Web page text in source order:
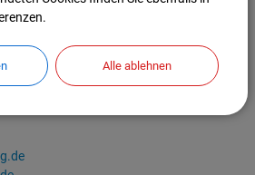
Alle ablehnen